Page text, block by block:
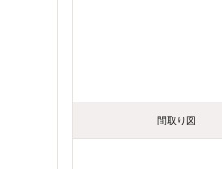
間取り図